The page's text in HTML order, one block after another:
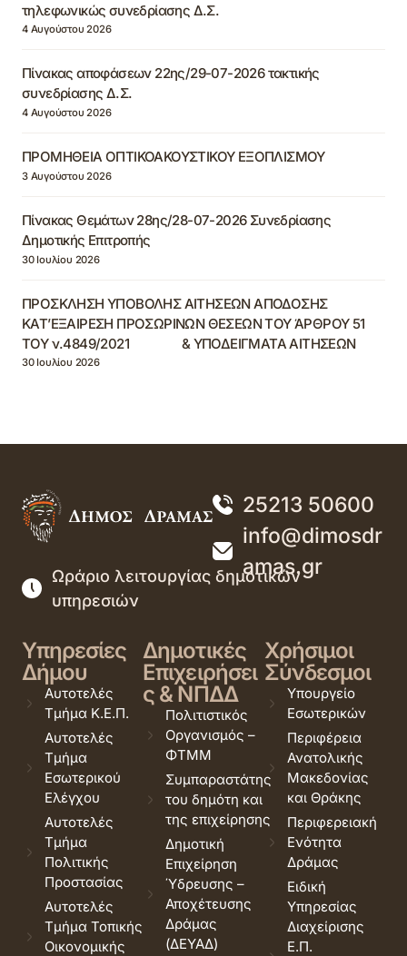
τηλεφωνικώς συνεδρίασης Δ.Σ.
4 Αυγούστου 2026
Πίνακας αποφάσεων 22ης/29-07-2026 τακτικής
συνεδρίασης Δ.Σ.
4 Αυγούστου 2026
ΠΡΟΜΗΘΕΙΑ ΟΠΤΙΚΟΑΚΟΥΣΤΙΚΟΥ ΕΞΟΠΛΙΣΜΟΥ
3 Αυγούστου 2026
Πίνακας Θεμάτων 28ης/28-07-2026 Συνεδρίασης
Δημοτικής Επιτροπής
30 Ιουλίου 2026
ΠΡΟΣΚΛΗΣΗ ΥΠΟΒΟΛΗΣ ΑΙΤΗΣΕΩΝ ΑΠΟΔΟΣΗΣ
ΚΑΤ’ΕΞΑΙΡΕΣΗ ΠΡΟΣΩΡΙΝΩΝ ΘΕΣΕΩΝ ΤΟΥ ΆΡΘΡΟΥ 51
ΤΟΥ ν.4849/2021 & ΥΠΟΔΕΙΓΜΑΤΑ ΑΙΤΗΣΕΩΝ
30 Ιουλίου 2026
25213 50600
info@dimosdr
amas.gr
Ωράριο λειτουργίας δημοτικών
υπηρεσιών
Υπηρεσίες
Δήμου
Αυτοτελές
Τμήμα Κ.Ε.Π.
Αυτοτελές
Τμήμα
Εσωτερικού
Ελέγχου
Αυτοτελές
Τμήμα
Πολιτικής
Προστασίας
Αυτοτελές
Τμήμα Τοπικής
Οικονομικής
Δημοτικές
Επιχειρήσει
ς & ΝΠΔΔ
Πολιτιστικός
Οργανισμός –
ΦΤΜΜ
Συμπαραστάτης
του δημότη και
της επιχείρησης
Δημοτική
Επιχείρηση
Ύδρευσης –
Αποχέτευσης
Δράμας
(ΔΕΥΑΔ)
Χρήσιμοι
Σύνδεσμοι
Υπουργείο
Εσωτερικών
Περιφέρεια
Ανατολικής
Μακεδονίας
και Θράκης
Περιφερειακή
Ενότητα
Δράμας
Ειδική
Υπηρεσίας
Διαχείρισης
Ε.Π.